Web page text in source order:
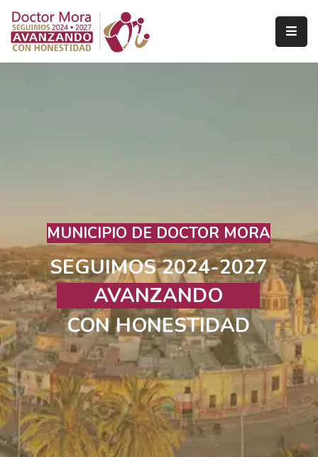
Inicio
Transparencia
Contacto
Denuncia AVANZANDO
MUNICIPIO DE DOCTOR MORA
SEGUIMOS 2024-2027
CON HONESTIDAD